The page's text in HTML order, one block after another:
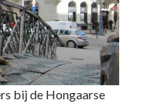
bij de Hongaarse